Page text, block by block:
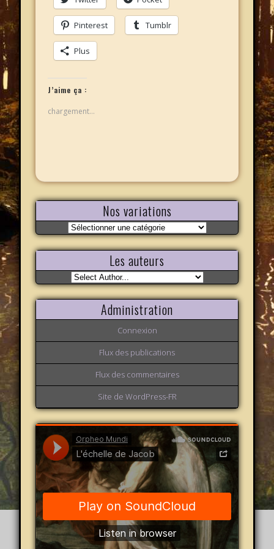
Pinterest Tumblr
Plus
J’aime ça :
chargement…
Nos variations
Nos
variations
Les auteurs
Administration
Connexion
Flux des publications
Flux des commentaires
Site de WordPress-FR